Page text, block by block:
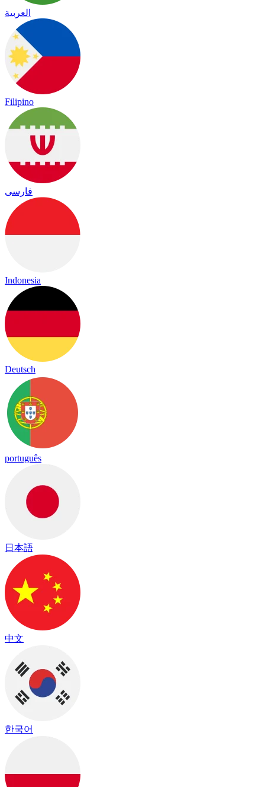
العربية
Filipino
فارسی
Indonesia
Deutsch
português
日本語
中文
한국어